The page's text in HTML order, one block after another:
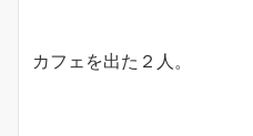
カフェを出た２人。